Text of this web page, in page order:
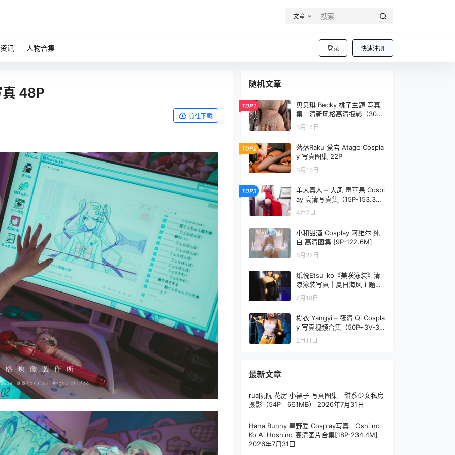
文章
登录 快速注册
讯 人物合集
48P
前往下载
随机文章
TOP1
贝贝琪 Becky 桃子主题 写真
集｜清新风格高清摄影（30P
｜70MB）
3月14日
TOP2
落落Raku 爱宕 Atago Cospla
y 写真图集 22P
3月15日
TOP3
羊大真人 – 大凤 毒苹果 Cospl
ay 高清写真集（15P-153.3M
B）碧蓝航线
4月7日
小和甜酒 Cosplay 阿维尔·纯
白 高清图集 [9P-122.6M]
6月22日
纸悦Etsu_ko《美咲泳装》清
凉泳装写真｜夏日海风主题套
图[28P-227.8M]
7月19日
楊衣 Yangyi – 筱清 Qi Cospla
y 写真视频合集（50P+3V-31
1MB）原创角色
2月11日
最新文章
rua阮阮 花房 小裙子 写真图集｜甜系少女私房
摄影（54P｜661MB）
2026年7月31日
Hana Bunny 星野爱 Cosplay写真｜Oshi no
Ko Ai Hoshino 高清图片合集[18P-234.4M]
2026年7月31日